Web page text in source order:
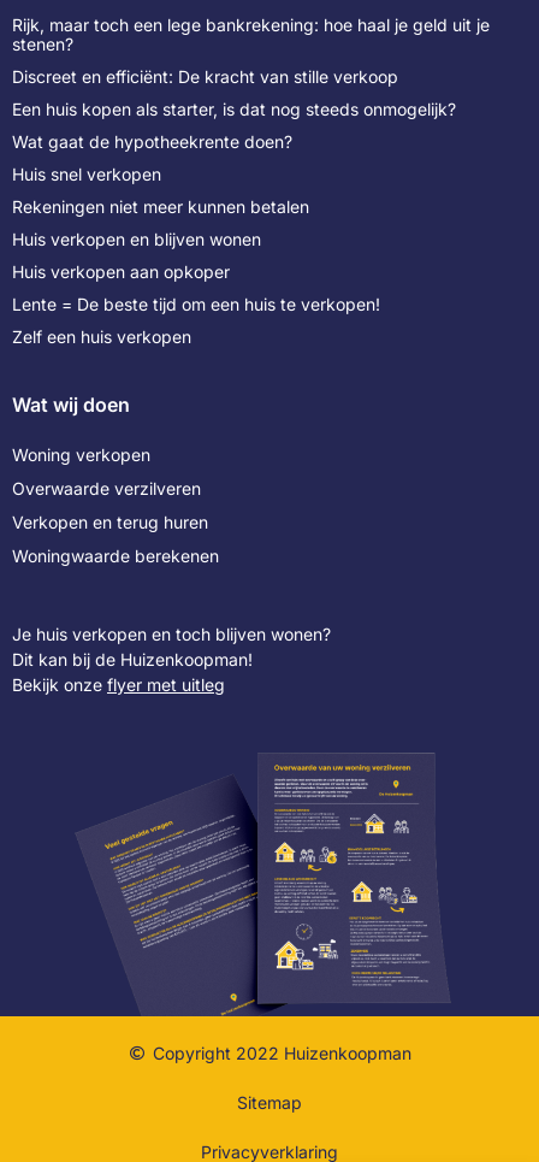
Rijk, maar toch een lege bankrekening: hoe haal je geld uit je
stenen?
Discreet en efficiënt: De kracht van stille verkoop
Een huis kopen als starter, is dat nog steeds onmogelijk?
Wat gaat de hypotheekrente doen?
Huis snel verkopen
Rekeningen niet meer kunnen betalen
Huis verkopen en blijven wonen
Huis verkopen aan opkoper
Lente = De beste tijd om een huis te verkopen!
Zelf een huis verkopen
Wat wij doen
Woning verkopen
Overwaarde verzilveren
Verkopen en terug huren
Woningwaarde berekenen
Je huis verkopen en toch blijven wonen?
Dit kan bij de Huizenkoopman!
Bekijk onze flyer met uitleg
Copyright 2022 Huizenkoopman
Sitemap
Privacyverklaring